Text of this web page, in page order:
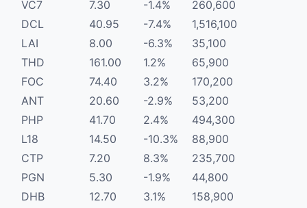
VC7
7.30 -1.4%
260,600
DCL
40.95 -7.4%
1,516,100
LAI
8.00 -6.3%
35,100
THD
161.00 1.2%
65,900
FOC
74.40 3.2%
170,200
ANT
20.60 -2.9%
53,200
PHP
41.70 2.4%
494,300
L18
14.50 -10.3%
88,900
CTP
7.20 8.3%
235,700
PGN
5.30 -1.9%
44,800
DHB
12.70 3.1%
158,900